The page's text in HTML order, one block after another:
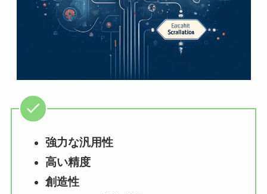
強力な汎用性
高い精度
創造性